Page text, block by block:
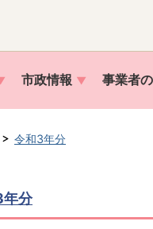
市政情報 事業者
令和3年分
年分